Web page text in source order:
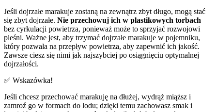
Jeśli dojrzałe marakuje zostaną na zewnątrz zbyt długo, mogą stać
się zbyt dojrzałe. Nie przechowuj ich w plastikowych torbach
bez cyrkulacji powietrza, ponieważ może to sprzyjać rozwojowi
pleśni. Ważne jest, aby trzymać dojrzałe marakuje w pojemniku,
który pozwala na przepływ powietrza, aby zapewnić ich jakość.
Zawsze ciesz się nimi jak najszybciej po osiągnięciu optymalnej
dojrzałości.
✅ Wskazówka!
Jeśli chcesz przechować marakuję na dłużej, wydrąż miąższ i
zamroź go w formach do lodu; dzięki temu zachowasz smak i